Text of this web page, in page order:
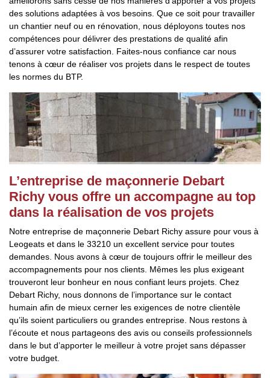
des solutions adaptées à vos besoins. Que ce soit pour travailler
un chantier neuf ou en rénovation, nous déployons toutes nos
compétences pour délivrer des prestations de qualité afin
d’assurer votre satisfaction. Faites-nous confiance car nous
tenons à cœur de réaliser vos projets dans le respect de toutes
les normes du BTP.
L’entreprise de maçonnerie Debart
Richy vous offre un accompagne au top
dans la réalisation de vos projets
Notre entreprise de maçonnerie Debart Richy assure pour vous à
Leogeats et dans le 33210 un excellent service pour toutes
demandes. Nous avons à cœur de toujours offrir le meilleur des
accompagnements pour nos clients. Mêmes les plus exigeant
trouveront leur bonheur en nous confiant leurs projets. Chez
Debart Richy, nous donnons de l’importance sur le contact
humain afin de mieux cerner les exigences de notre clientèle
qu’ils soient particuliers ou grandes entreprise. Nous restons à
l’écoute et nous partageons des avis ou conseils professionnels
dans le but d’apporter le meilleur à votre projet sans dépasser
votre budget.